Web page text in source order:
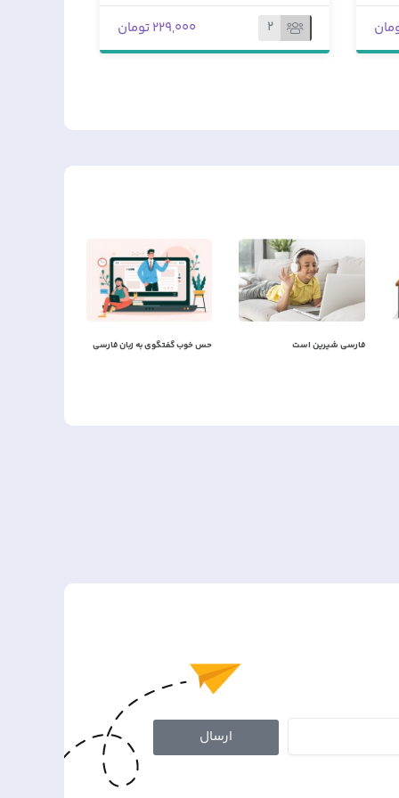
4 45,000 تومان
مخبر
پایه اول
رویا کامرانی
معلم پایه دوم
فارسی شیرین است حس خوب گفتگوی به زبان فارسی
ارسال